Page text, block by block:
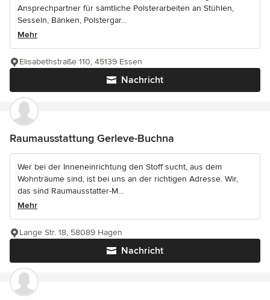
Ansprechpartner für sämtliche Polsterarbeiten an Stühlen,
Sesseln, Bänken, Polstergar...
Mehr
Nachricht
Elisabethstraße 110, 45139 Essen
Raumausstattung Gerleve-Buchna
Wer bei der Inneneinrichtung den Stoff sucht, aus dem
Wohnträume sind, ist bei uns an der richtigen Adresse. Wir,
das sind Raumausstatter-M...
Mehr
Nachricht
Lange Str. 18, 58089 Hagen